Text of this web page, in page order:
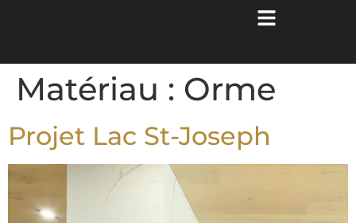
Matériau : Orme
Projet Lac St-Joseph